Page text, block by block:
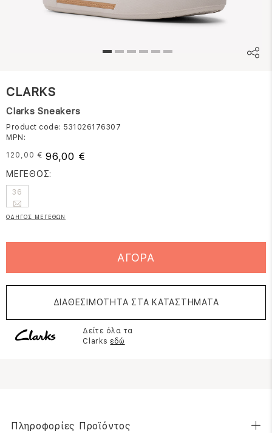
CLARKS
Clarks Sneakers
Product code: 531026176307
MPN:
120,00 € 96,00 €
ΜΕΓΕΘΟΣ:
36
ΟΔΗΓΟΣ ΜΕΓΕΘΩΝ
ΑΓΟΡΑ
ΔΙΑΘΕΣΙΜΟΤΗΤΑ ΣΤΑ ΚΑΤΑΣΤΗΜΑΤΑ
Δείτε όλα τα
Clarks εδώ
Πληροφορίες Προϊόντος